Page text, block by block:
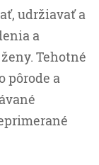
udržiavať a
a
Tehotné
pôrode a